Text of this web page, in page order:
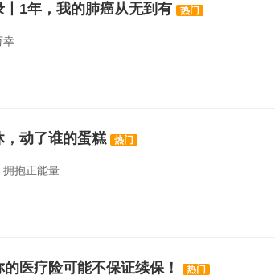
丨1年，我的肺癌从无到有 热门
幸
，动了谁的蛋糕 热门
拥抱正能量
医疗险可能不保证续保！ 热门